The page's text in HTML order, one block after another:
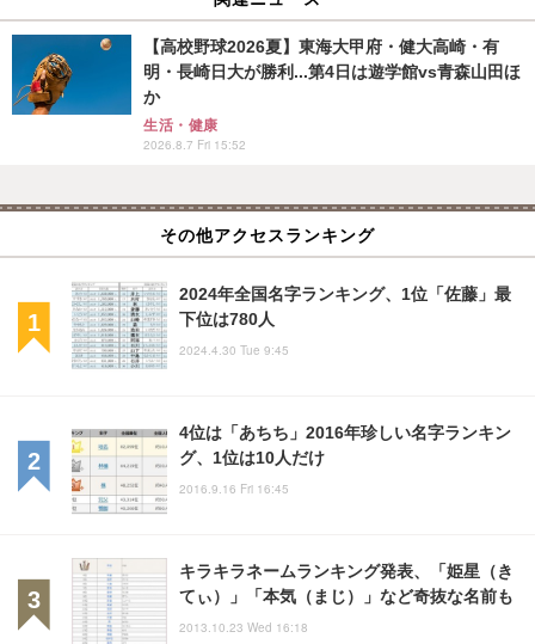
【高校野球2026夏】東海大甲府・健大高崎・有
明・長崎日大が勝利...第4日は遊学館vs青森山田ほ
か
生活・健康
2026.8.7 Fri 15:52
その他アクセスランキング
2024年全国名字ランキング、1位「佐藤」最
下位は780人
2024.4.30 Tue 9:45
4位は「あちち」2016年珍しい名字ランキン
グ、1位は10人だけ
2016.9.16 Fri 16:45
キラキラネームランキング発表、「姫星（き
てぃ）」「本気（まじ）」など奇抜な名前も
2013.10.23 Wed 16:18